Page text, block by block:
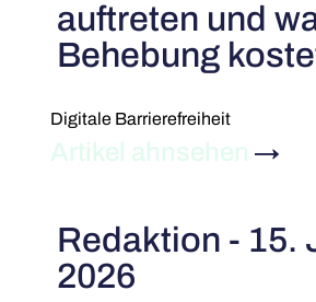
auftreten und
Behebung
Digitale Barrierefreiheit
Artikel ahnsehen →
Redaktion - 15.
2026